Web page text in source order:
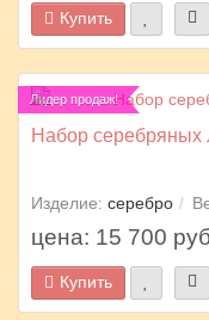
Купить
Лидер продаж!
Набор серебряных
Изделие: серебро
цена: 15 700 руб
Купить